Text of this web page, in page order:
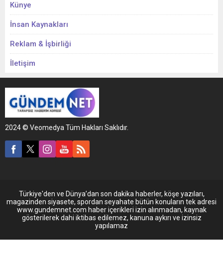
Künye
İnsan Kaynakları
Reklam & İşbirliği
İletişim
2024 © Veomedya Tüm Hakları Saklıdır.
Türkiye'den ve Dünya’dan son dakika haberler, köşe yazıları,
magazinden siyasete, spordan seyahate bütün konuların tek adresi
www.gundemnet.com haber içerikleri izin alınmadan, kaynak
gösterilerek dahi iktibas edilemez, kanuna aykırı ve izinsiz
yapılamaz